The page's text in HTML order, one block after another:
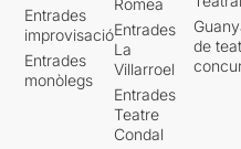
Entrades
improvisació
Entrades
monòlegs
Romea
Entrades
La
Villarroel
Entrades
Teatre
Condal
de